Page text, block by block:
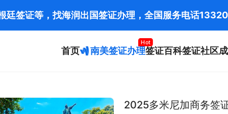
首页 南美签证办理
Hot
签证百科签证社区
2025多米尼加商务签
廷签证等，找海润出国签证办理，全国服务电话